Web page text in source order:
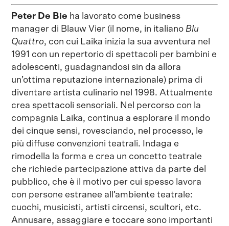
Peter De Bie ha lavorato come business
manager di Blauw Vier (il nome, in italiano Blu
Quattro, con cui Laika inizia la sua avventura nel
1991 con un repertorio di spettacoli per bambini e
adolescenti, guadagnandosi sin da allora
un’ottima reputazione internazionale) prima di
diventare artista culinario nel 1998. Attualmente
crea spettacoli sensoriali. Nel percorso con la
compagnia Laika, continua a esplorare il mondo
dei cinque sensi, rovesciando, nel processo, le
più diffuse convenzioni teatrali. Indaga e
rimodella la forma e crea un concetto teatrale
che richiede partecipazione attiva da parte del
pubblico, che è il motivo per cui spesso lavora
con persone estranee all’ambiente teatrale:
cuochi, musicisti, artisti circensi, scultori, etc.
Annusare, assaggiare e toccare sono importanti